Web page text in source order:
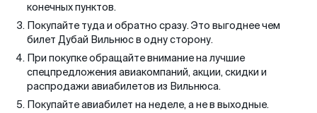
конечных пунктов.
Покупайте туда и обратно сразу. Это выгоднее чем
билет Дубай Вильнюс в одну сторону.
При покупке обращайте внимание на лучшие
спецпредложения авиакомпаний, акции, скидки и
распродажи авиабилетов из Вильнюса.
Покупайте авиабилет на неделе, а не в выходные.